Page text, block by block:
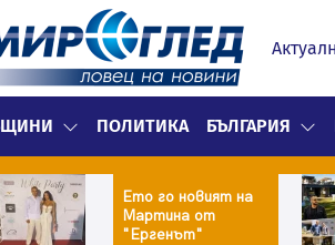
ПОЛИТИКА БЪЛГАРИЯ
Ето го новият на
Мартина от
"Ергенът"